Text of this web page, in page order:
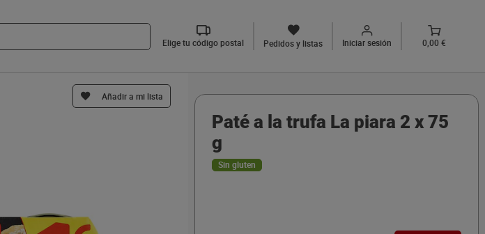
Elige tu código postal Pedidos y listas Iniciar sesión 0,00 €
Añadir a mi lista
Paté a la trufa La piara 2 x 75
g
Sin gluten